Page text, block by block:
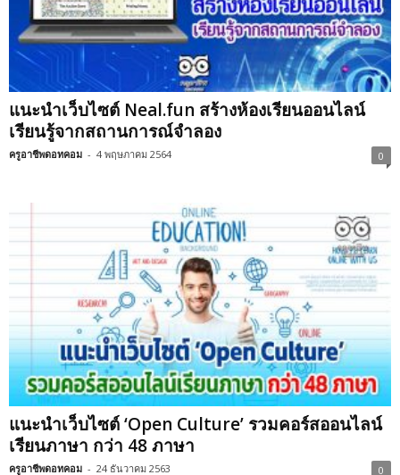
แนะนำเว็บไซต์ Neal.fun สร้างห้องเรียนออนไลน์
เรียนรู้จากสถานการณ์จำลอง
ครูอาชีพดอทคอม - 4 พฤษภาคม 2564 0
แนะนำเว็บไซต์ ‘Open Culture’ รวมคอร์สออนไลน์
เรียนภาษา กว่า 48 ภาษา
ครูอาชีพดอทคอม - 24 ธันวาคม 2563 0